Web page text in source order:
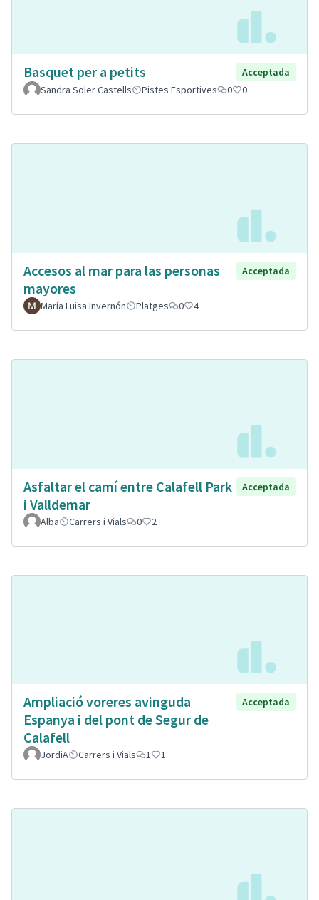
Basquet per a petits
Acceptada
Sandra Soler Castells
Pistes Esportives 0 0
Accesos al mar para las personas
mayores
Acceptada
María Luisa Invernón Platges 0 4
Asfaltar el camí entre Calafell Park
i Valldemar
Acceptada
Alba Carrers i Vials 0 2
Ampliació voreres avinguda
Espanya i del pont de Segur de
Calafell
Acceptada
JordiA Carrers i Vials 1 1